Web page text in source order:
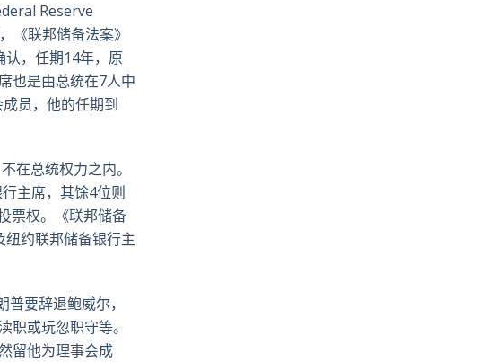
Reserve
联邦储备法案》
，任期14年，原
也是由总统在7人中
员，他的任期到
在总统权力之内。
主席，其馀4位则
票权。《联邦储备
纽约联邦储备银行主
要辞退鲍威尔，
或玩忽职守等。
留他为理事会成